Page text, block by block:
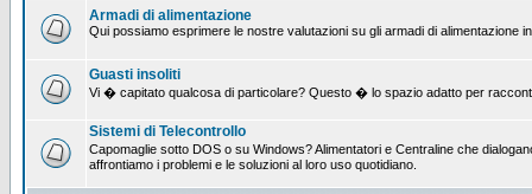
Armadi di alimentazione
Qui possiamo esprimere le nostre valutazioni su gli armadi di alimentazione
Guasti insoliti
Vi � capitato qualcosa di particolare? Questo � lo spazio adatto per
Sistemi di Telecontrollo
Capomaglie sotto DOS o su Windows? Alimentatori e Centraline che
affrontiamo i problemi e le soluzioni al loro uso quotidiano.